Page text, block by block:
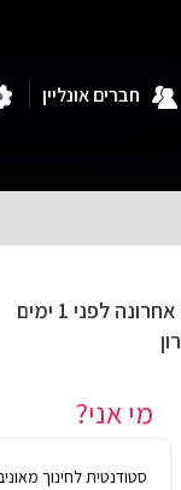
חברים אונליין
לפני 1 ימים
מי אני?